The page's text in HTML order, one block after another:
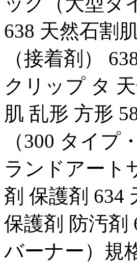
638 天然石割
（接着剤）
クリップ タ
肌 乱形 方形
（300 タイプ
ランドアート
剤 保護剤 634
保護剤 防汚剤
バーナー）規